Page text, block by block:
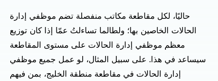
حاليًا، لكل مقاطعة مكاتب منفصلة تضم موظفي إدارة
الحالات الخاصين بها؛ ولطالما تساءلتُ عمّا إذا كان توزيع
معظم موظفي إدارة الحالات على مستوى المقاطعة
سيساعد في هذا. على سبيل المثال، لو عمل جميع موظفي
إدارة الحالات في مقاطعة منطقة الخليج، بمن فيهم